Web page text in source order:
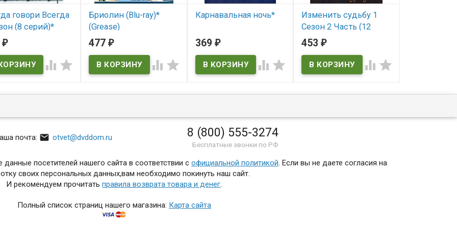
говори Всегда
(8 серий)*
₽
 
Бриолин (Blu-ray)*
(Grease)
В наличии
Grease
477₽
 
Карнавальная ночь*
369 ₽
 
Изменить судьбу 1
Сезон 2 Часть (12
серий) (2DVD)
В наличии
453₽
 
почта:  otvet@dvddom.ru 8 (800) 555-3274
Бесплатные звонки по РФ
посетителей нашего сайта в соответствии с официальной политикой . Если вы не даете согласия на
своих персональных данных,вам необходимо покинуть наш сайт.
И рекомендуем прочитатьправила возврата товара и денег
Полный список страниц нашего магазина: Карта сайта